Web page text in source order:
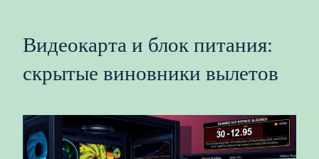
Видеокарта и блок питания:
скрытые виновники вылетов